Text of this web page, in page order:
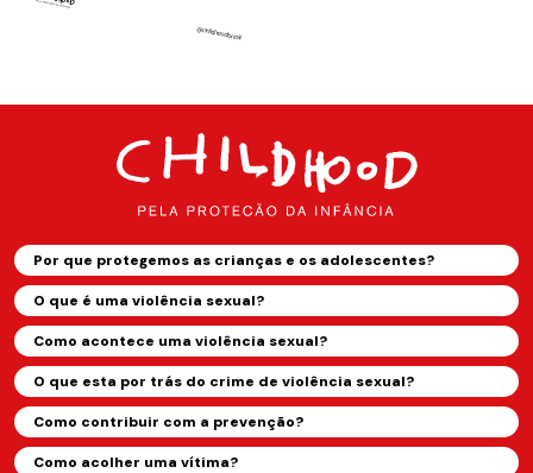
Por que protegemos as crianças e os adolescentes?
O que é uma violência sexual?
Como acontece uma violência sexual?
O que esta por trás do crime de violência sexual?
Como contribuir com a prevenção?
Como acolher uma vítima?